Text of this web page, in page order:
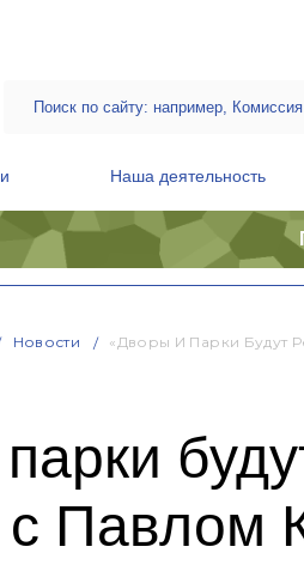
Наша деятельность
Новости «Дворы И Парки Будут
с Павлом